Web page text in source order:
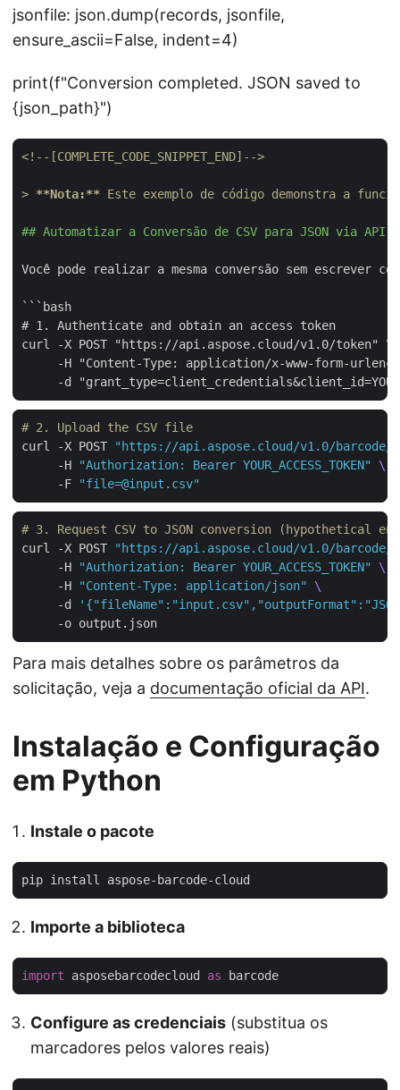
jsonfile: json.dump(records, jsonfile,
ensure_ascii=False, indent=4)
print(f"Conversion completed. JSON saved to
{json_path}")
<!--[COMPLETE_CODE_SNIPPET_END]-->
> **Nota:** Este exemplo de código demonstra a
## Automatizar a Conversão de CSV para JSON via API
Você pode realizar a mesma conversão sem escrever
```bash
# 1. Authenticate and obtain an access token
curl -X POST "https://api.aspose.cloud/v1.0/token" \
-H "Content-Type: application/x-www-form-
# 2. Upload the CSV file
curl -X POST
"https://api.aspose.cloud/v1.0/barcode/
     -H
"Authorization: Bearer YOUR_ACCESS_TOKEN"
     -F
"file=@input.csv"
# 3. Request CSV to JSON conversion (hypothetical
curl -X POST
"https://api.aspose.cloud/v1.0/barcode/
     -H
"Authorization: Bearer YOUR_ACCESS_TOKEN"
     -H
"Content-Type: application/json"
     -d
Para mais detalhes sobre os parâmetros da
solicitação, veja a documentação oficial da API.
Instalação e Configuração
em Python
Instale o pacote
Importe a biblioteca
import asposebarcodecloud as
Configure as credenciais (substitua os
marcadores pelos valores reais)